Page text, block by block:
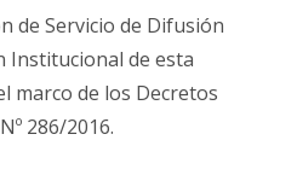
de Servicio de Difusión
Institucional de esta
marco de los Decretos
286/2016.